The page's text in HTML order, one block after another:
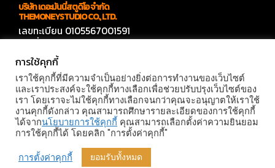
บริษัท เดอะมันนี่สตูดิโอ จำกัด
THEMONEYSTUDIO CO., LTD.
เลขทะเบียน 0105567001591
เลขที่ 566 ซอยบางบอน 4 ซอย 7
แขวงบางบอนเหนือ เขตบางบอน กทม 10150
ติดต่องาน
คุณแก๊ปเปอร์ 094- 909-4144
© MONEY STUDIO 2026 |PRIVACY POLICY|TERMS AND
CONDITIONS
การใช้คุกกี้
เราใช้คุกกี้ที่มีความจำเป็นอย่างยิ่งต่อการทำงานของเว็บไซต์
และเราประสงค์จะใช้คุกกี้ทางเลือกเพื่อช่วยปรับปรุงเว็บไซต์ของ
เรา โดยเราจะไม่ใช้คุกกี้ทางเลือกจนกว่าคุณจะอนุญาตให้เราใช้
งานคุกกี้ดังกล่าว คุณสามารถศึกษารายละเอียดของการใช้คุกกี้
ได้จากนโยบายการใช้คุกกี้ คุณสามารถเลือกตั้งค่าความยินยอม
การใช้คุกกี้ได้ โดยคลิก "การตั้งค่าคุกกี้"
การตั้งค่าคุกกี้
ยอมรับทั้งหมด